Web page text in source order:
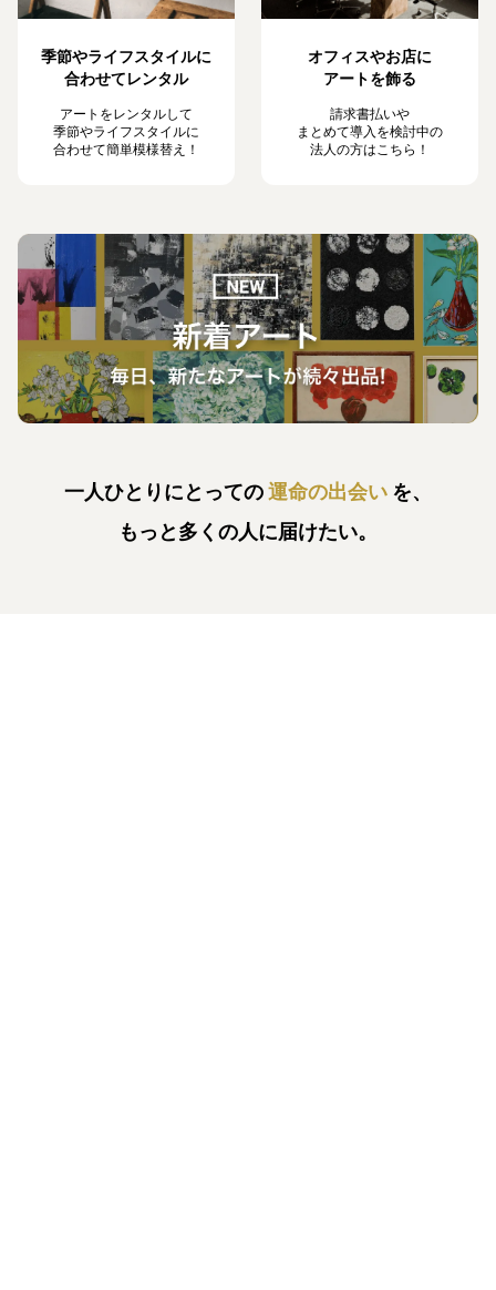
季節やライフスタイルに
合わせてレンタル
アートをレンタルして
季節やライフスタイルに
合わせて簡単模様替え！
オフィスやお店に
アートを飾る
請求書払いや
まとめて導入を検討中の
法人の方はこちら！
一人ひとりにとっての運命の出会い を、
もっと多くの人に届けたい。